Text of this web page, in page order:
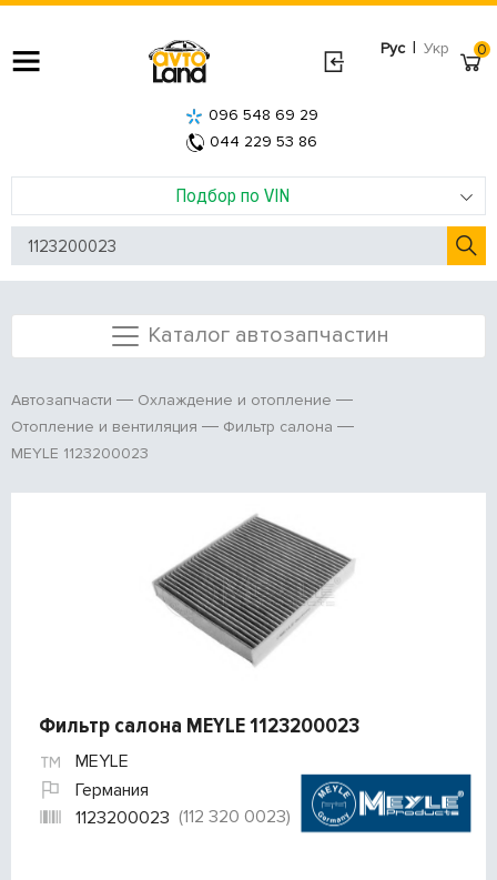
Рус | Укр
Подбор по VIN
096 548 69 29
044 229 53 86
0
Каталог автозапчастин
Автозапчасти
Охлаждение и отопление
Отопление и вентиляция
Фильтр салона
MEYLE 1123200023
Фильтр салона MEYLE 1123200023
MEYLE
Германия
1123200023 (112 320 0023)